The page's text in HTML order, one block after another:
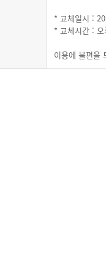
* 교체일시 :
* 교체시간 :
이용에 불편을